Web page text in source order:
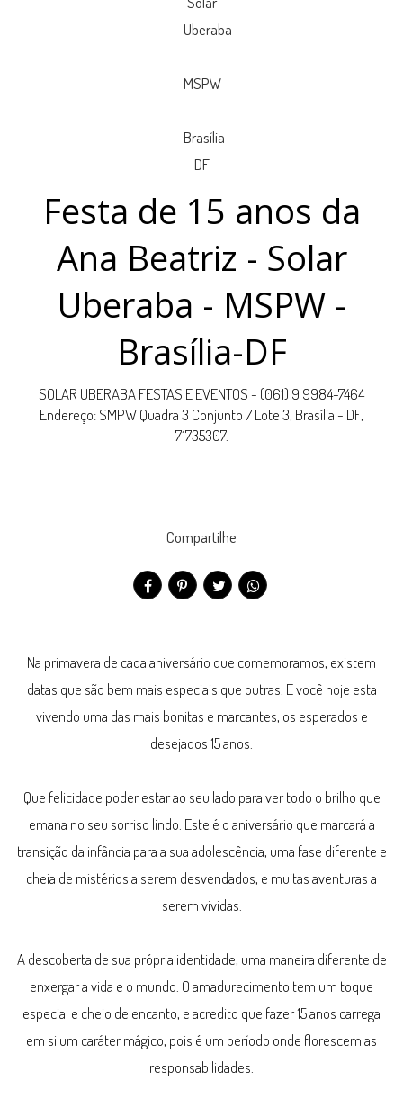
Festa de 15 anos da
Ana Beatriz - Solar
Uberaba - MSPW -
Brasília-DF
SOLAR UBERABA FESTAS E EVENTOS - (061) 9 9984-7464
Endereço: SMPW Quadra 3 Conjunto 7 Lote 3, Brasília - DF,
71735307.
Compartilhe
Na primavera de cada aniversário que comemoramos, existem
datas que são bem mais especiais que outras. E você hoje esta
vivendo uma das mais bonitas e marcantes, os esperados e
desejados 15 anos.
Que felicidade poder estar ao seu lado para ver todo o brilho que
emana no seu sorriso lindo. Este é o aniversário que marcará a
transição da infância para a sua adolescência, uma fase diferente e
cheia de mistérios a serem desvendados, e muitas aventuras a
serem vividas.
A descoberta de sua própria identidade, uma maneira diferente de
enxergar a vida e o mundo. O amadurecimento tem um toque
especial e cheio de encanto, e acredito que fazer 15 anos carrega
em si um caráter mágico, pois é um período onde florescem as
responsabilidades.